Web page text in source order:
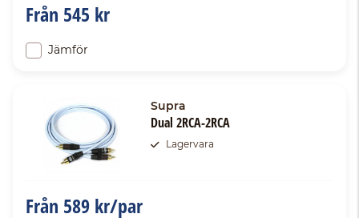
Från 545 kr
Jämför
Supra
Dual 2RCA-2RCA
Lagervara
Från 589 kr/par